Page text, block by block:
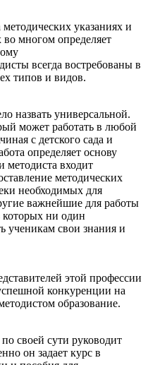
указаниях и
во многом определяет
всегда востребованы в
типов и видов.
назвать универсальной.
может работать в любой
с детского сада и
определяет основу
методиста входит
методических
необходимых для
важнейшие для работы
которых ни один
ученикам свои знания и
этой профессии
конкуренции на
образование.
своей сути руководит
он задает курс в